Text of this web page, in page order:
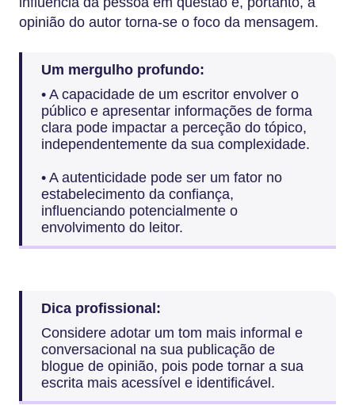
opinião do autor torna-se o foco da mensagem.
Um mergulho profundo:
• A capacidade de um escritor envolver o
público e apresentar informações de forma
clara pode impactar a perceção do tópico,
independentemente da sua complexidade.
• A autenticidade pode ser um fator no
estabelecimento da confiança,
influenciando potencialmente o
envolvimento do leitor.
Dica profissional:
Considere adotar um tom mais informal e
conversacional na sua publicação de
blogue de opinião, pois pode tornar a sua
escrita mais acessível e identificável.